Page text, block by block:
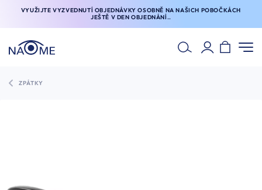
VYUŽIJTE VYZVEDNUTÍ OBJEDNÁVKY OSOBNĚ NA NAŠICH POBOČKÁCH
JEŠTĚ V DEN OBJEDNÁNÍ..
ZPÁTKY